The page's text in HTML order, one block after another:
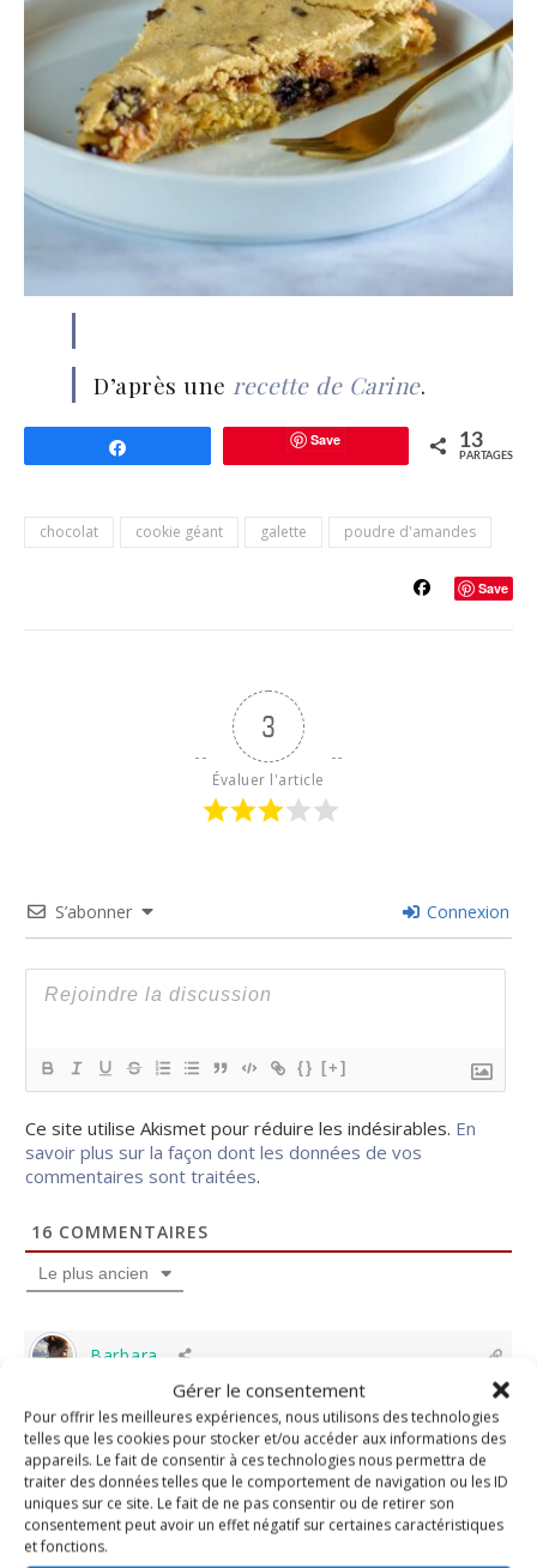
Gérer le consentement
Pour offrir les meilleures expériences, nous utilisons des technologies
telles que les cookies pour stocker et/ou accéder aux informations des
appareils. Le fait de consentir à ces technologies nous permettra de
traiter des données telles que le comportement de navigation ou les ID
uniques sur ce site. Le fait de ne pas consentir ou de retirer son
consentement peut avoir un effet négatif sur certaines caractéristiques
et fonctions.
D’après une recette de Carine.
Save 13
PARTAGES
chocolat cookie géant galette poudre d'amandes
Save
3
Évaluer l'article
S’abonner Connexion
{} [+]
Ce site utilise Akismet pour réduire les indésirables. En
savoir plus sur la façon dont les données de vos
commentaires sont traitées.
16 COMMENTAIRES
Le plus ancien
Barbara
il y a 6 mois
Jamais entendu parler …
Très bonne année à toi , aux tiens …. etc eux qui passent
par ici !